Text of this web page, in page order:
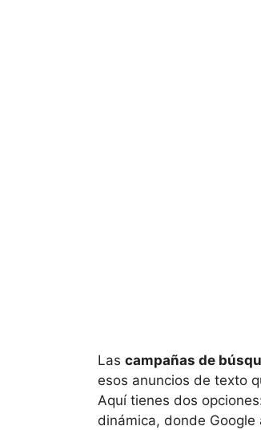
Las campañas de
esos anuncios de texto
Aquí tienes dos
dinámica, donde